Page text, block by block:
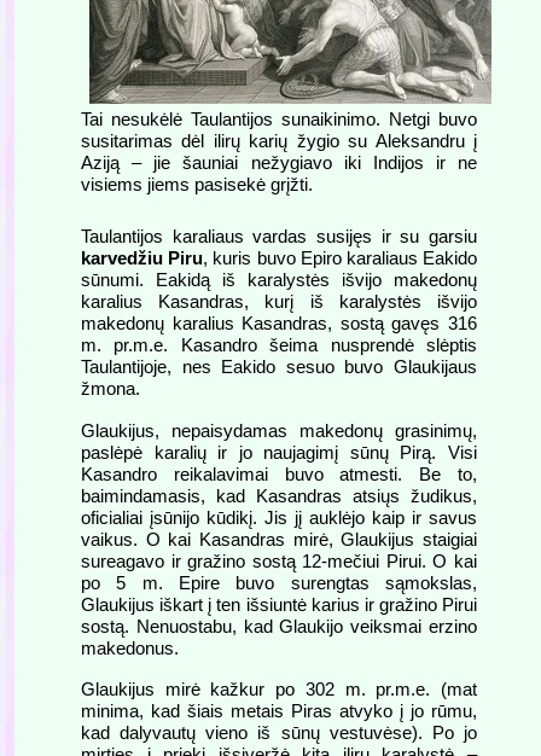
Tai nesukėlė Taulantijos sunaikinimo. Netgi buvo
susitarimas dėl ilirų karių žygio su Aleksandru į
Aziją – jie šauniai nežygiavo iki Indijos ir ne
visiems jiems pasisekė grįžti.
Taulantijos karaliaus vardas susijęs ir su garsiu
karvedžiu Piru, kuris buvo Epiro karaliaus Eakido
sūnumi. Eakidą iš karalystės išvijo makedonų
karalius Kasandras, kurį iš karalystės išvijo
makedonų karalius Kasandras, sostą gavęs 316
m. pr.m.e. Kasandro šeima nusprendė slėptis
Taulantijoje, nes Eakido sesuo buvo Glaukijaus
žmona.
Glaukijus, nepaisydamas makedonų grasinimų,
paslėpė karalių ir jo naujagimį sūnų Pirą. Visi
Kasandro reikalavimai buvo atmesti. Be to,
baimindamasis, kad Kasandras atsiųs žudikus,
oficialiai įsūnijo kūdikį. Jis jį auklėjo kaip ir savus
vaikus. O kai Kasandras mirė, Glaukijus staigiai
sureagavo ir gražino sostą 12-mečiui Pirui. O kai
po 5 m. Epire buvo surengtas sąmokslas,
Glaukijus iškart į ten išsiuntė karius ir gražino Pirui
sostą. Nenuostabu, kad Glaukijo veiksmai erzino
makedonus.
Glaukijus mirė kažkur po 302 m. pr.m.e. (mat
minima, kad šiais metais Piras atvyko į jo rūmu,
kad dalyvautų vieno iš sūnų vestuvėse). Po jo